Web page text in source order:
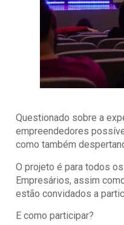
Questionado sobre a
empreendedores
como também
O projeto é para todos
Empresários, assim
estão convidados a
E como participar?